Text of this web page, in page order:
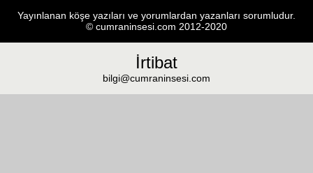
Yayınlanan köşe yazıları ve yorumlardan yazanları sorumludur.
© cumraninsesi.com 2012-2020
İrtibat
bilgi@cumraninsesi.com